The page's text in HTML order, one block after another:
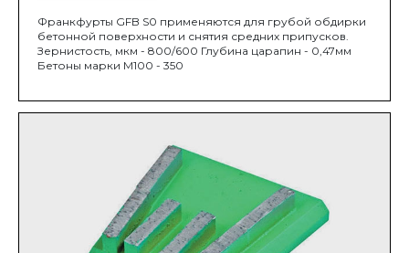
Франкфурты GFB S0 применяются для грубой обдирки
бетонной поверхности и снятия средних припусков.
Зернистость, мкм - 800/600 Глубина царапин - 0,47мм
Бетоны марки М100 - 350